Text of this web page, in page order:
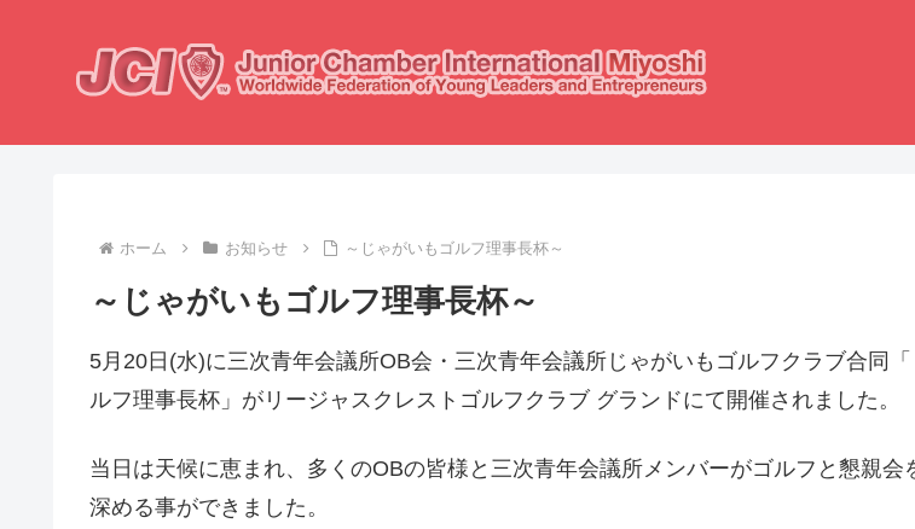
ホーム お知らせ ～じゃがいもゴルフ理事長杯～
～じゃがいもゴルフ理事長杯～
5月20日(水)に三次青年会議所OB会・三次青年会議所じゃがいもゴルフクラブ合同
ルフ理事長杯」がリージャスクレストゴルフクラブ グランドにて開催されました。
当日は天候に恵まれ、多くのOBの皆様と三次青年会議所メンバーがゴルフと懇親会
深める事ができました。